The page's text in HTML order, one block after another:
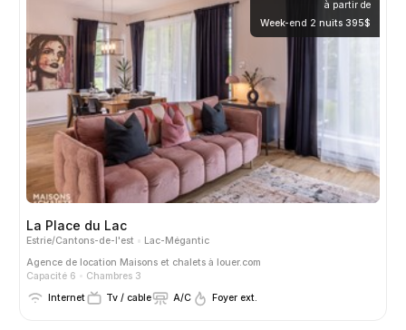
à partir de
Week-end 2 nuits 395$
La Place du Lac
Estrie/Cantons-de-l'est
Lac-Mégantic
Agence de location Maisons et chalets à louer.com
Capacité 6
Chambres 3
Internet
Tv / cable A/C Foyer ext.